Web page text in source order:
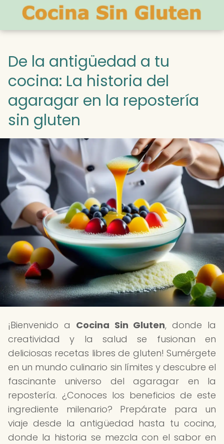
De la antigüedad a tu
cocina: La historia del
agaragar en la repostería
sin gluten
¡Bienvenido a Cocina Sin Gluten, donde la
creatividad y la salud se fusionan en
deliciosas recetas libres de gluten! Sumérgete
en un mundo culinario sin límites y descubre el
fascinante universo del agaragar en la
repostería. ¿Conoces los beneficios de este
ingrediente milenario? Prepárate para un
viaje desde la antigüedad hasta tu cocina,
donde la historia se mezcla con el sabor en